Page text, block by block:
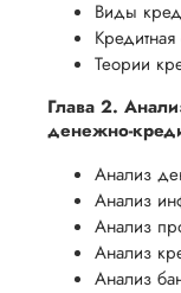
Виды
Кредитная
Теории
Глава 2.
денежно-
Анализ
Анализ
Анализ
Анализ
Анализ